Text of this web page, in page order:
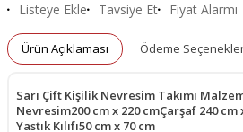
Listeye Ekle Tavsiye Et Fiyat Alarmı
Ürün Açıklaması Ödeme
Sarı Çift Kişilik Nevresim Takımı
Nevresim200 cm x 220 cmÇarşaf 240 cm
Yastık Kılıfı50 cm x 70 cm